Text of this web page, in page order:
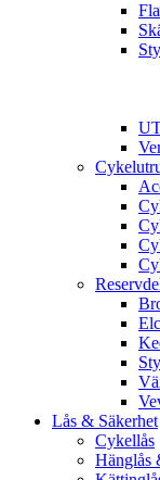
Lås & Säkerhet
Cykellås
Hänglås